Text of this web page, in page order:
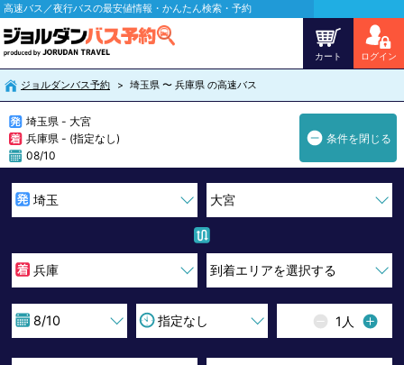
高速バス／夜行バスの最安値情報・かんたん検索・予約
カート ログイン
ジョルダンバス予約 埼玉県 〜 兵庫県 の高速バス
埼玉県 - 大宮
兵庫県 - (指定なし)
08/10
条件を閉じる
1 人